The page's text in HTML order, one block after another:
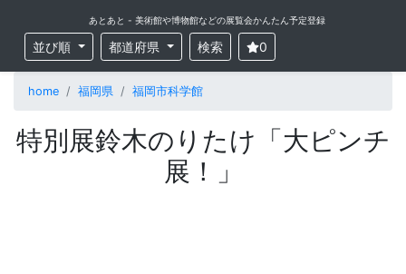
あとあと - 美術館や博物館などの展覧会かんたん予定登録
並び順 都道府県 検索 0
home 福岡県 福岡市科学館
特別展鈴木のりたけ「大ピンチ
展！」